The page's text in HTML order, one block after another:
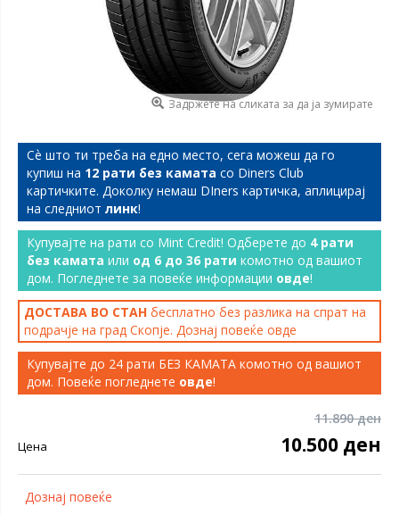
Задржете на сликата за да ја зумирате
Сѐ што ти треба на едно место, сега можеш да го
купиш на 12 рати без камата со Diners Club
картичките. Доколку немаш DIners картичка, аплицирај
на следниот линк!
Купувајте на рати со Mint Credit! Одберете до 4 рати
без камата или од 6 до 36 рати комотно од вашиот
дом. Погледнете за повеќе информации овде!
ДОСТАВА ВО СТАН бесплатно без разлика на спрат на
подрачје на град Скопје. Дознај повеќе овде
Купувајте до 24 рати БЕЗ КАМАТА комотно од вашиот
дом. Повеќе погледнете овде!
11.890 ден
Цена 10.500 ден
Дознај повеќе